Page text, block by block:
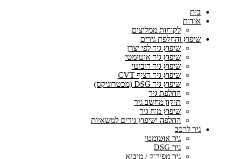
בית
אודות
לקוחות ממליצים
שיפוץ והחלפת גירים
שיפוץ גיר לפי יצרן
שיפוץ גיר אוטומטי
שיפוץ גיר רובוטי
שיפוץ גיר רציף CVT
שיפוץ גיר DSG (מכטרוניקס)
החלפת גיר
תיקון מחשב גיר
שיפוץ מוח גיר
החלפה ושיפוץ גירים למשאיות
גיר לרכב
גיר אוטומטי
גיר DSG
גיר מפירוק / מיבוא